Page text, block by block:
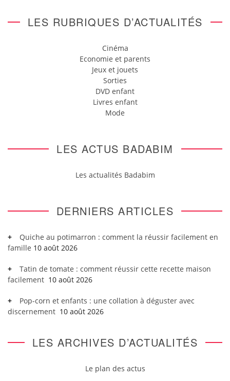
LES RUBRIQUES D’ACTUALITÉS
Cinéma
Economie et parents
Jeux et jouets
Sorties
DVD enfant
Livres enfant
Mode
LES ACTUS BADABIM
Les actualités Badabim
DERNIERS ARTICLES
Quiche au potimarron : comment la réussir facilement en
famille 10 août 2026
Tatin de tomate : comment réussir cette recette maison
facilement 10 août 2026
Pop-corn et enfants : une collation à déguster avec
discernement 10 août 2026
LES ARCHIVES D’ACTUALITÉS
Le plan des actus